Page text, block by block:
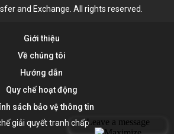
and Exchange. All rights reserved.
Giới thiệu
Về chúng tôi
Hướng dẫn
Quy chế hoạt động
sách bảo vệ thông tin
giải quyết tranh chấp